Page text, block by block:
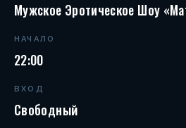
Мужское Эротическое Шоу
НАЧАЛО
22:00
ВХОД
Свободный